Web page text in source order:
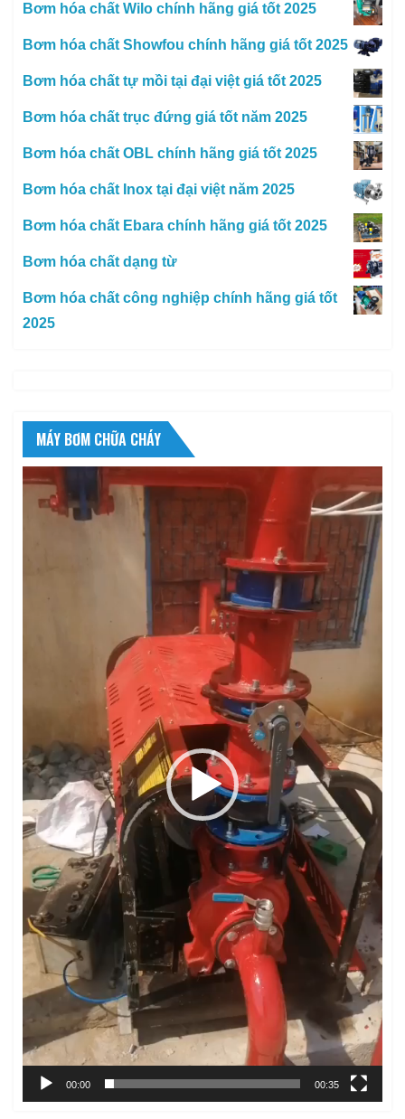
Bơm hóa chất Wilo chính hãng giá tốt 2025
Bơm hóa chất Showfou chính hãng giá tốt 2025
Bơm hóa chất tự mồi tại đại việt giá tốt 2025
Bơm hóa chất trục đứng giá tốt năm 2025
Bơm hóa chất OBL chính hãng giá tốt 2025
Bơm hóa chất Inox tại đại việt năm 2025
Bơm hóa chất Ebara chính hãng giá tốt 2025
Bơm hóa chất dạng từ
Bơm hóa chất công nghiệp chính hãng giá tốt
2025
MÁY BƠM CHỮA CHÁY
Trình
chơi
00:00 00:35